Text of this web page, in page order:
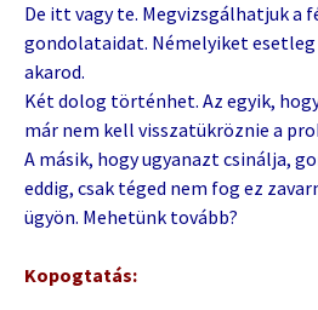
De itt vagy te. Megvizsgálhatjuk a
gondolataidat. Némelyiket
akarod.
Két dolog történhet. Az egyik,
már nem kell visszatükröznie a
A másik, hogy ugyanazt csinálja,
eddig, csak téged nem fog ez
ügyön. Mehetünk tovább?
Kopogtatás: